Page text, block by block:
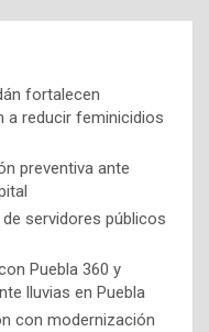
fortalecen
a reducir feminicidios
preventiva ante
servidores públicos
Puebla 360 y
lluvias en Puebla
con modernización